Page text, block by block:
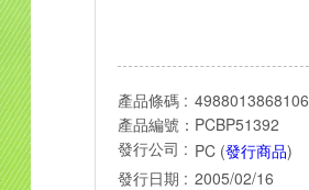
產品條碼 : 4988013868106
產品編號： PCBP51392
發行公司 : PC (發行商品)
發行日期 : 2005/02/16